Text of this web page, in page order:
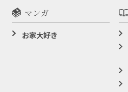
マンガ
お家大好き